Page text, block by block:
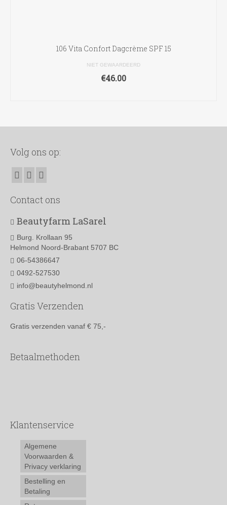
106 Vita Confort Dagcrème SPF 15
NIET GEWAARDEERD
€46.00
Volg ons op:
Contact ons
Beautyfarm LaSarel
Burg. Krollaan 95
Helmond Noord-Brabant 5707 BC
06-54386647
0492-527530
info@beautyhelmond.nl
Gratis Verzenden
Gratis verzenden vanaf € 75,-
Betaalmethoden
Klantenservice
Algemene
Voorwaarden &
Privacy verklaring
Bestelling en
Betaling